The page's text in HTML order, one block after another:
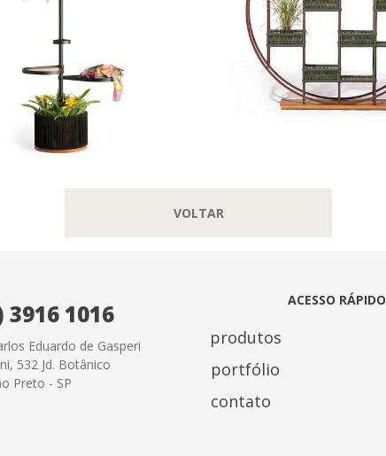
VOLTAR
3916 1016
Eduardo de Gasperi
532 Jd. Botânico
Preto - SP
ACESSO RÁPIDO
produtos
portfólio
contato